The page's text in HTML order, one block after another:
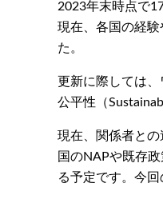
2023年末時点で
現在、各国の経
た。
更新に際しては
公平性（
現在、関係者と
国のNAPや既存
る予定です。今